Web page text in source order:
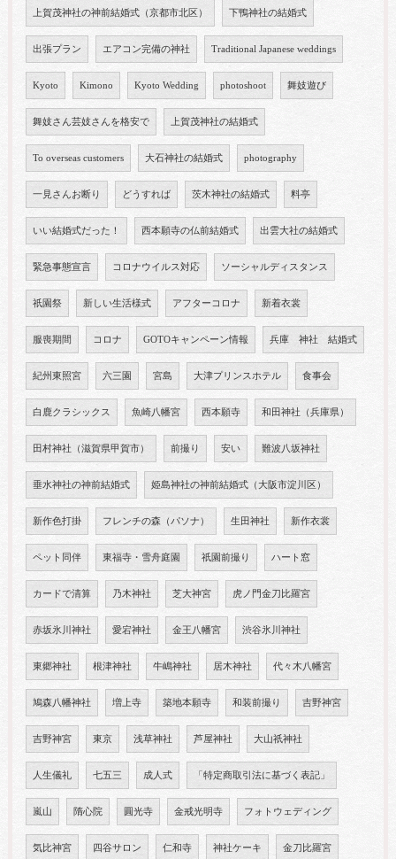
上賀茂神社の神前結婚式（京都市北区） 下鴨神社の結婚式
出張プラン エアコン完備の神社 Traditional Japanese weddings
Kyoto Kimono Kyoto Wedding photoshoot 舞妓遊び
舞妓さん芸妓さんを格安で 上賀茂神社の結婚式
To overseas customers 大石神社の結婚式 photography
一見さんお断り どうすれば 茨木神社の結婚式 料亭
いい結婚式だった！ 西本願寺の仏前結婚式 出雲大社の結婚式
緊急事態宣言 コロナウイルス対応 ソーシャルディスタンス
祇園祭 新しい生活様式 アフターコロナ 新着衣裳
服喪期間 コロナ GOTOキャンペーン情報 兵庫 神社 結婚式
紀州東照宮 六三園 宮島 大津プリンスホテル 食事会
白鹿クラシックス 魚崎八幡宮 西本願寺 和田神社（兵庫県）
田村神社（滋賀県甲賀市） 前撮り 安い 難波八坂神社
垂水神社の神前結婚式 姫島神社の神前結婚式（大阪市淀川区）
新作色打掛 フレンチの森（パソナ） 生田神社 新作衣裳
ペット同伴 東福寺・雪舟庭園 祇園前撮り ハート窓
カードで清算 乃木神社 芝大神宮 虎ノ門金刀比羅宮
赤坂氷川神社 愛宕神社 金王八幡宮 渋谷氷川神社
東郷神社 根津神社 牛嶋神社 居木神社 代々木八幡宮
鳩森八幡神社 増上寺 築地本願寺 和装前撮り 吉野神宮
吉野神宮 東京 浅草神社 芦屋神社 大山祇神社
人生儀礼 七五三 成人式 「特定商取引法に基づく表記」
嵐山 隋心院 圓光寺 金戒光明寺 フォトウェディング
気比神宮 四谷サロン 仁和寺 神社ケーキ 金刀比羅宮